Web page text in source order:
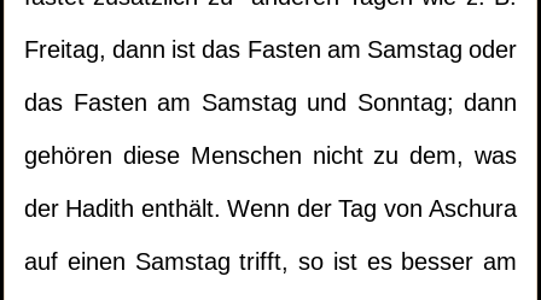
Freitag, dann ist das Fasten am Samstag oder
das Fasten am Samstag und Sonntag; dann
gehören diese Menschen nicht zu dem, was
der Hadith enthält. Wenn der Tag von Aschura
auf einen Samstag trifft, so ist es besser am
3.Frage die mit der Absicht beim freiwilligen
Fasten zu tun hat
4.Ich habe dunkle Flüssigkeiten
ausgeschieden, muss ich nachfasten?
1.
Quranlesung einer Person im Zustand der
großen Unreinheit
2.Die Neuerungen der Khawaridsch erfolgten
nicht aus Ketzerei und Ilhad